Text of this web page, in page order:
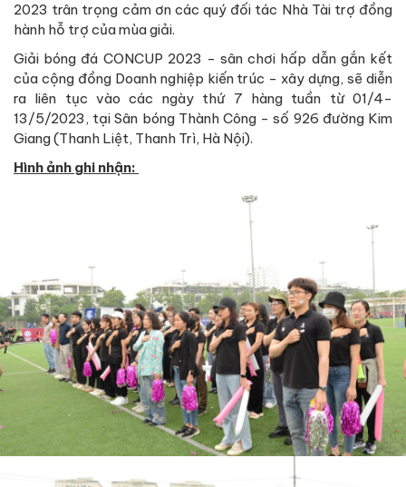
2023 trân trọng cảm ơn các quý đối tác Nhà Tài trợ đồng
hành hỗ trợ của mùa giải.
Giải bóng đá CONCUP 2023 - sân chơi hấp dẫn gắn kết
của cộng đồng Doanh nghiệp kiến trúc - xây dựng, sẽ diễn
ra liên tục vào các ngày thứ 7 hàng tuần từ 01/4-
13/5/2023, tại Sân bóng Thành Công - số 926 đường Kim
Giang (Thanh Liệt, Thanh Trì, Hà Nội).
Hình ảnh ghi nhận: